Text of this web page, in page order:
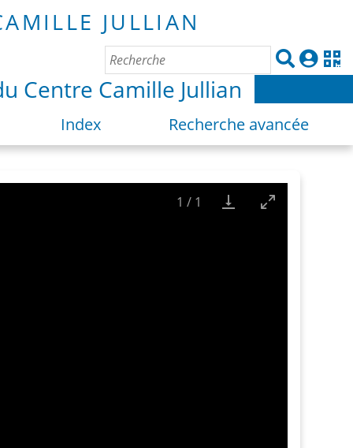
Centre Camille Jullian
Index Recherche avancée
1 / 1